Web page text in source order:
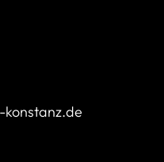
konstanz.de